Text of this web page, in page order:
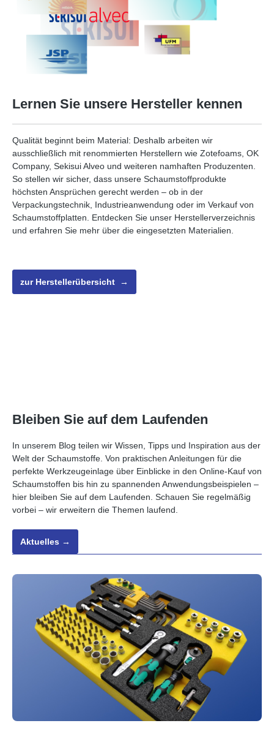
Lernen Sie unsere Hersteller kennen
Qualität beginnt beim Material: Deshalb arbeiten wir
ausschließlich mit renommierten Herstellern wie Zotefoams, OK
Company, Sekisui Alveo und weiteren namhaften Produzenten.
So stellen wir sicher, dass unsere Schaumstoffprodukte
höchsten Ansprüchen gerecht werden – ob in der
Verpackungstechnik, Industrieanwendung oder im Verkauf von
Schaumstoffplatten. Entdecken Sie unser Herstellerverzeichnis
und erfahren Sie mehr über die eingesetzten Materialien.
zur Herstellerübersicht →
Bleiben Sie auf dem Laufenden
In unserem Blog teilen wir Wissen, Tipps und Inspiration aus der
Welt der Schaumstoffe. Von praktischen Anleitungen für die
perfekte Werkzeugeinlage über Einblicke in den Online-Kauf von
Schaumstoffen bis hin zu spannenden Anwendungsbeispielen –
hier bleiben Sie auf dem Laufenden. Schauen Sie regelmäßig
vorbei – wir erweitern die Themen laufend.
Aktuelles →